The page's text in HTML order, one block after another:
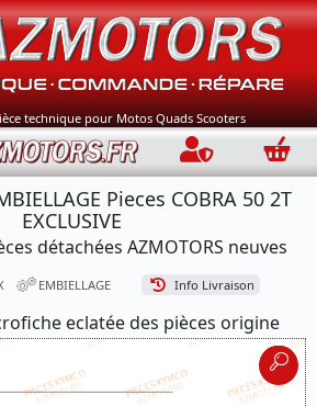
technique pour Motos Quads Scooters
Connection
Pieces COBRA 50 2T
EXCLUSIVE
détachées AZMOTORS neuves
EMBIELLAGE Info Livraison
eclatée des pièces origine